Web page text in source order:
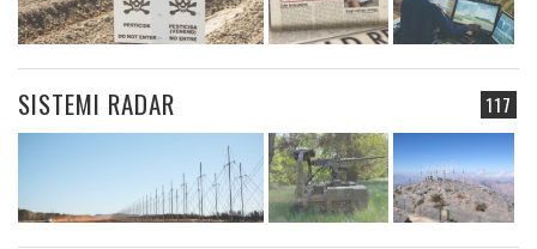
117
SISTEMI RADAR